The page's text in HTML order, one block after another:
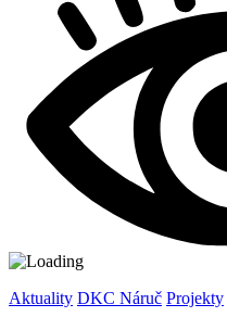
Aktuality DKC Náruč Projekty